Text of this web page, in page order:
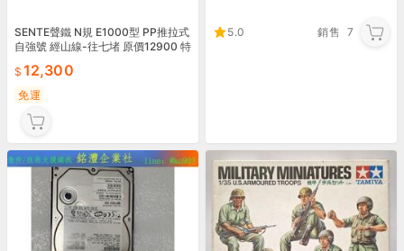
SENTE聲鐵 N規 E1000型 PP推拉式
自強號 經山線-往七堵 原價12900 特
12,300
免運
5.0 銷售 7